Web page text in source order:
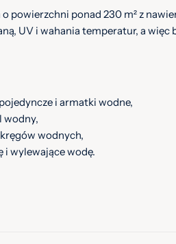
powierzchni ponad 230 m² z
UV i wahania temperatur, a więc
i armatki wodne,
wodny,
wodnych,
i wylewające wodę.